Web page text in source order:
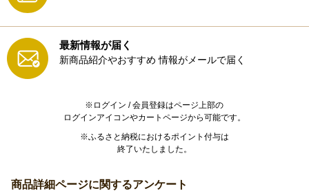
最新情報が届く
新商品紹介やおすすめ 情報がメールで届く
※ログイン / 会員登録はページ上部の
ログインアイコンやカートページから可能です。
※ふるさと納税におけるポイント付与は
終了いたしました。
商品詳細ページに関するアンケート